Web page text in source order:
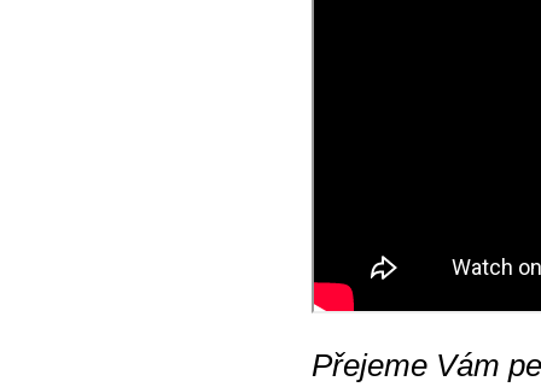
Přejeme Vám